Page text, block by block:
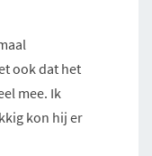
ook dat het
mee. Ik
kon hij er